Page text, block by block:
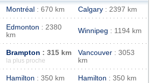
Montréal : 670 km Calgary : 2397 km
Edmonton : 2380
km
Winnipeg : 1194 km
Brampton : 315 km
la plus proche
Vancouver : 3053
km
Hamilton : 350 km Hamilton : 350 km